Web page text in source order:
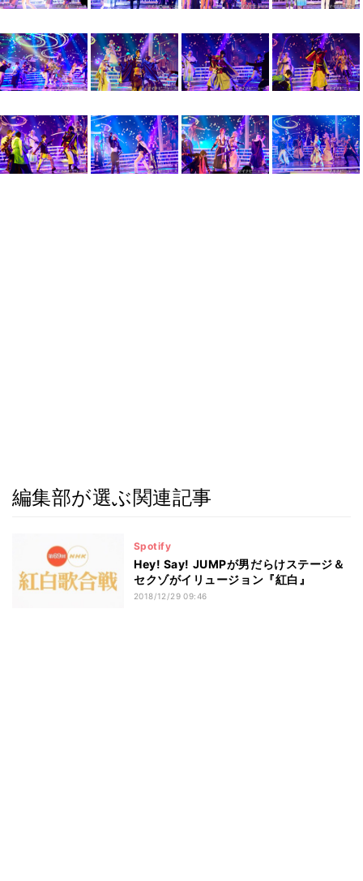
編集部が選ぶ関連記事
Spotify
Hey! Say! JUMPが男だらけステージ＆
セクゾがイリュージョン『紅白』
2018/12/29 09:46